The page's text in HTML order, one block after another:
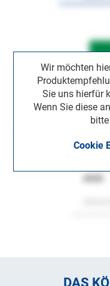
Wir möchten
Sie uns hierfür
Wenn Sie diese
Cookie
DAS